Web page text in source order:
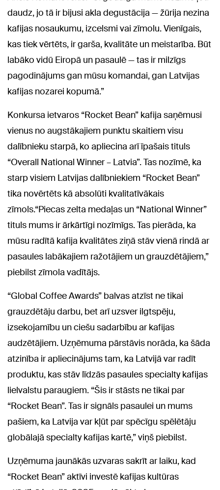
daudz, jo tā ir bijusi akla degustācija — žūrija nezina
kafijas nosaukumu, izcelsmi vai zīmolu. Vienīgais,
kas tiek vērtēts, ir garša, kvalitāte un meistarība. Būt
labāko vidū Eiropā un pasaulē — tas ir milzīgs
pagodinājums gan mūsu komandai, gan Latvijas
kafijas nozarei kopumā.”
Konkursa ietvaros “Rocket Bean” kafija saņēmusi
vienus no augstākajiem punktu skaitiem visu
dalībnieku starpā, ko apliecina arī īpašais tituls
“Overall National Winner – Latvia”. Tas nozīmē, ka
starp visiem Latvijas dalībniekiem “Rocket Bean”
tika novērtēts kā absolūti kvalitatīvākais
zīmols.“Piecas zelta medaļas un “National Winner”
tituls mums ir ārkārtīgi nozīmīgs. Tas pierāda, ka
mūsu radītā kafija kvalitātes ziņā stāv vienā rindā ar
pasaules labākajiem ražotājiem un grauzdētājiem,”
piebilst zīmola vadītājs.
“Global Coffee Awards” balvas atzīst ne tikai
grauzdētāju darbu, bet arī uzsver ilgtspēju,
izsekojamību un ciešu sadarbību ar kafijas
audzētājiem. Uzņēmuma pārstāvis norāda, ka šāda
atzinība ir apliecinājums tam, ka Latvijā var radīt
produktu, kas stāv līdzās pasaules specialty kafijas
lielvalstu paraugiem. “Šis ir stāsts ne tikai par
“Rocket Bean”. Tas ir signāls pasaulei un mums
pašiem, ka Latvija var kļūt par spēcīgu spēlētāju
globālajā specialty kafijas kartē,” viņš piebilst.
Uzņēmuma jaunākās uzvaras sakrīt ar laiku, kad
“Rocket Bean” aktīvi investē kafijas kultūras